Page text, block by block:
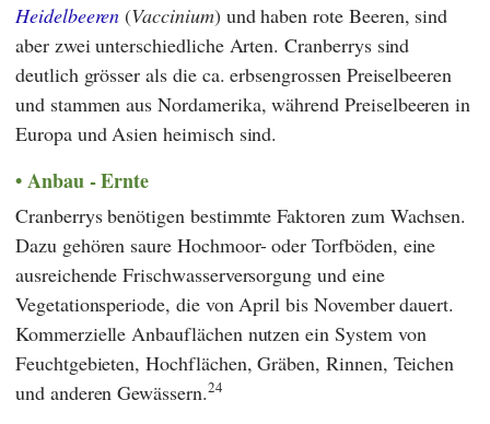
Heidelbeeren (Vaccinium) und haben rote Beeren, sind
aber zwei unterschiedliche Arten. Cranberrys sind
deutlich grösser als die ca. erbsengrossen Preiselbeeren
und stammen aus Nordamerika, während Preiselbeeren in
Europa und Asien heimisch sind.
Anbau - Ernte
Cranberrys benötigen bestimmte Faktoren zum Wachsen.
Dazu gehören saure Hochmoor- oder Torfböden, eine
ausreichende Frischwasserversorgung und eine
Vegetationsperiode, die von April bis November dauert.
Kommerzielle Anbauflächen nutzen ein System von
Feuchtgebieten, Hochflächen, Gräben, Rinnen, Teichen
und anderen Gewässern.24